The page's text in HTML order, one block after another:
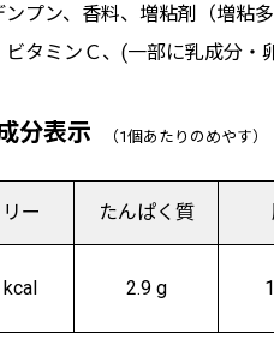
ンプン、香料、増粘剤（増粘
ビタミンＣ、(一部に乳成分・
分表示 （1個あたりのめやす）
ー たんぱく質
2.9 g